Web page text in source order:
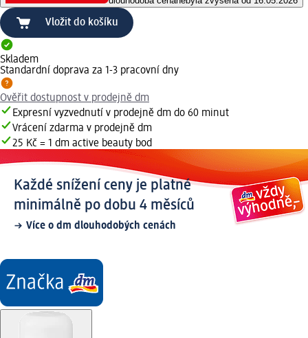
Vložit do košíku
Skladem
Standardní doprava za 1-3 pracovní dny
Ověřit dostupnost v prodejně dm
Expresní vyzvednutí v prodejně dm do 60 minut
Vrácení zdarma v prodejně dm
25 Kč = 1 dm active beauty bod
Každé snížení ceny je platné
minimálně po dobu 4 měsíců
Více o dm dlouhodobých cenách